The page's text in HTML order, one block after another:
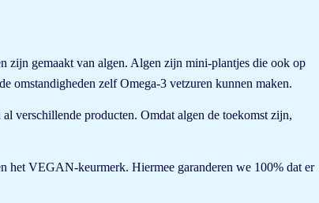
zijn gemaakt van algen. Algen zijn mini-plantjes die ook op
omstandigheden zelf Omega-3 vetzuren kunnen maken.
verschillende producten. Omdat algen de toekomst zijn,
het VEGAN-keurmerk. Hiermee garanderen we 100% dat er